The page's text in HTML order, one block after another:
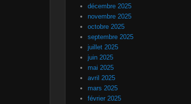
décembre 2025
novembre 2025
octobre 2025
septembre 2025
juillet 2025
juin 2025
mai 2025
avril 2025
mars 2025
février 2025